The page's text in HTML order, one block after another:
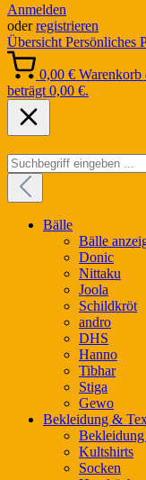
Anmelden
oderregistrieren
Übersicht Persönliches
0,00 € Warenkorb
beträgt 0,00 €.
Bälle
Bälle
Donic
Nittaku
Joola
Schildkröt
andro
DHS
Hanno
Tibhar
Stiga
Gewo
Bekleidung &
Kultshirts
Socken